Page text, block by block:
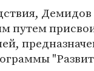
Демидов
путем